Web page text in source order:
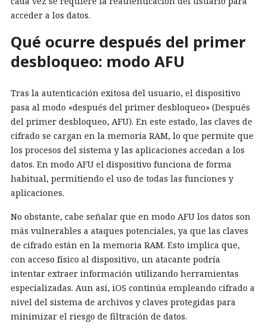
acceder a los datos.
Qué ocurre después del primer
desbloqueo: modo AFU
Tras la autenticación exitosa del usuario, el dispositivo
pasa al modo «después del primer desbloqueo» (Después
del primer desbloqueo, AFU). En este estado, las claves de
cifrado se cargan en la memoria RAM, lo que permite que
los procesos del sistema y las aplicaciones accedan a los
datos. En modo AFU el dispositivo funciona de forma
habitual, permitiendo el uso de todas las funciones y
aplicaciones.
No obstante, cabe señalar que en modo AFU los datos son
más vulnerables a ataques potenciales, ya que las claves
de cifrado están en la memoria RAM. Esto implica que,
con acceso físico al dispositivo, un atacante podría
intentar extraer información utilizando herramientas
especializadas. Aun así, iOS continúa empleando cifrado a
nivel del sistema de archivos y claves protegidas para
minimizar el riesgo de filtración de datos.